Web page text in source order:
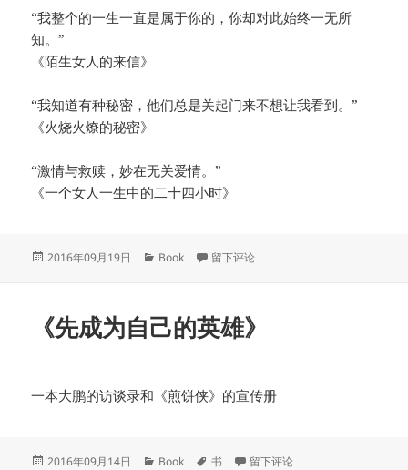
“我整个的一生一直是属于你的，你却对此始终一无所
知。”
《陌生女人的来信》
“我知道有种秘密，他们总是关起门来不想让我看到。”
《火烧火燎的秘密》
“激情与救赎，妙在无关爱情。”
《一个女人一生中的二十四小时》
发
2016年09月19日
分
Book 于《陌生女人的来信》
留下评论
《先成为自己的英雄》
一本大鹏的访谈录和《煎饼侠》的宣传册
发
2016年09月14日
分
Book
标
书 于《先成为自己的英雄》
留下评论